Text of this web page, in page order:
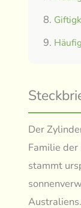
Der
Familie
stammt